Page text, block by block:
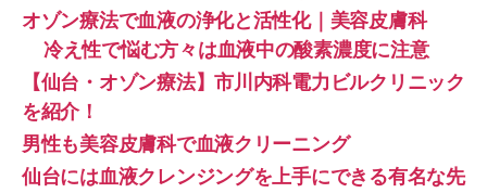
オゾン療法で血液の浄化と活性化｜美容皮膚科
冷え性で悩む方々は血液中の酸素濃度に注意
【仙台・オゾン療法】市川内科電力ビルクリニック
を紹介！
男性も美容皮膚科で血液クリーニング
仙台には血液クレンジングを上手にできる有名な先